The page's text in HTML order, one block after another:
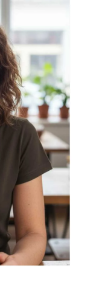
Napište nám